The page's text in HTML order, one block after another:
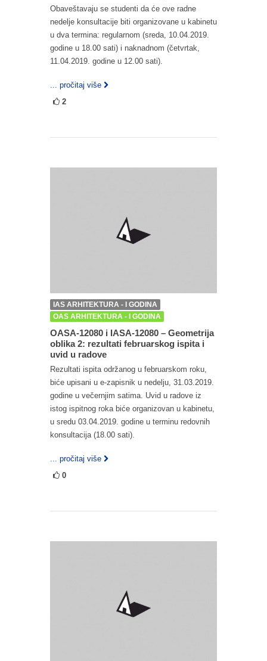
Obaveštavaju se studenti da će ove radne
nedelje konsultacije biti organizovane u kabinetu
u dva termina: regularnom (sreda, 10.04.2019.
godine u 18.00 sati) i naknadnom (četvrtak,
11.04.2019. godine u 12.00 sati).
... pročitaj više
2
IAS ARHITEKTURA - I GODINA
OAS ARHITEKTURA - I GODINA
OASA-12080 i IASA-12080 – Geometrija
oblika 2: rezultati februarskog ispita i
uvid u radove
Rezultati ispita održanog u februarskom roku,
biće upisani u e-zapisnik u nedelju, 31.03.2019.
godine u večernjim satima. Uvid u radove iz
istog ispitnog roka biće organizovan u kabinetu,
u sredu 03.04.2019. godine u terminu redovnih
konsultacija (18.00 sati).
... pročitaj više
0